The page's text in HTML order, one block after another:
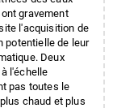
gravement
l'acquisition de
potentielle de leur
Deux
l'échelle
pas toutes le
chaud et plus